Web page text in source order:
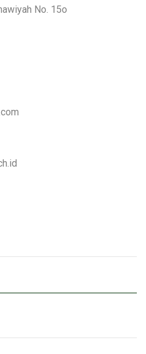
No. 15o